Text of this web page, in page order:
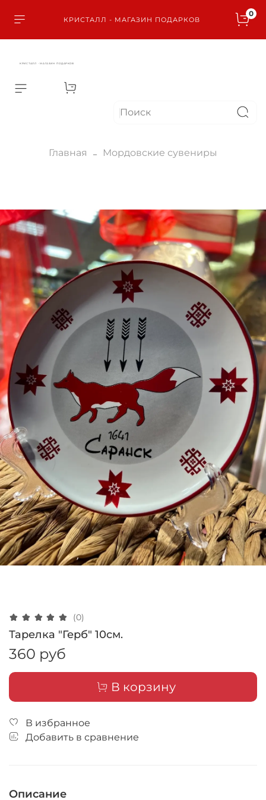
КРИСТАЛЛ - МАГАЗИН ПОДАРКОВ
0
КРИСТАЛЛ - МАГАЗИН ПОДАРКОВ
Главная Мордовские сувениры
(0)
Тарелка "Герб" 10см.
360 руб
В корзину
В избранное
Добавить в сравнение
Описание